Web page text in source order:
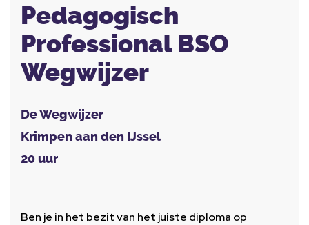
Pedagogisch
Professional BSO
Wegwijzer
De Wegwijzer
Krimpen aan den IJssel
20 uur
Ben je in het bezit van het juiste diploma op